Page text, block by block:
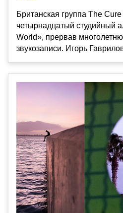
Британская группа The
четырнадцатый студийный
World», прервав
звукозаписи. Игорь